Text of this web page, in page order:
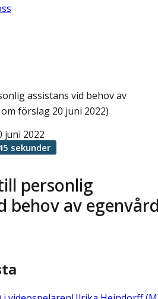
assistans vid behov av
förslag 20 juni 2022)
personlig
behov av
juni 2022
sekunder